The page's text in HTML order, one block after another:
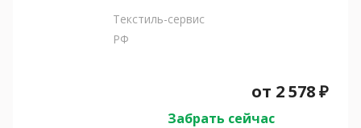
Текстиль-сервис
РФ
от 2 578₽
Забрать сейчас